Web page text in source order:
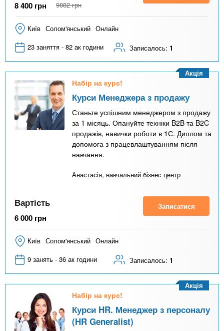
8 400 грн 9882 грн
Київ Солом'янський Онлайн
23 заняття - 82 ак години
Записалось: 1
Набір на курс!
Курси Менеджера з продажу
Станьте успішним менеджером з продажу
за 1 місяць. Опануйте техніки B2B та B2C
продажів, навички роботи в 1С. Диплом та
допомога з працевлаштуванням після
навчання.
Анастасія, навчальний бізнес центр
Акція
Вартість
6 000 грн
Записатися
Київ Солом'янський Онлайн
9 занять - 36 ак години
Записалось: 1
Набір на курс!
Курси HR. Менеджер з персоналу
(HR Generalist)
Акція